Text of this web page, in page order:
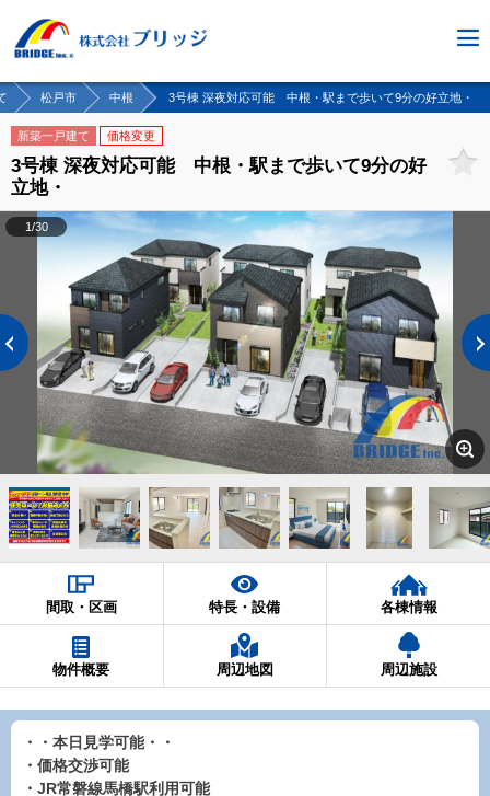
松戸市 中根 3号棟 深夜対応可能 中根・駅まで歩いて9分の好立地・
新築一戸建て 価格変更
3号棟 深夜対応可能 中根・駅まで歩いて9分の好
立地・
1/30
間取・区画 特長・設備 各棟情報
物件概要 周辺地図 周辺施設
・・本日見学可能・・
・価格交渉可能
・JR常磐線馬橋駅利用可能